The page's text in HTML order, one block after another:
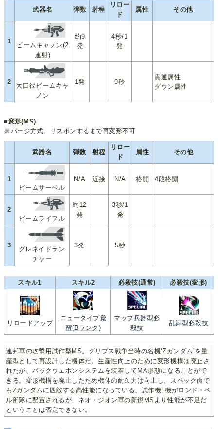
武器名 弾数 射程
リロー
ド
属性 その他
1
ビームキャノン(2
連射)
約9
発
4秒/1
発
2
大口径ビームキャ
ノン
1発 9秒
貫通属性
ダウン属性
■変形(MS)
※パージ方式。リスポンするまで再変形不可
武器名 弾数 射程
リロー
ド
属性 その他
1
ビームサーベル
N/A 近接 N/A 格闘 4段格闘
2
ビームライフル
約12
発
3秒/1
発
3
グレネイドラン
チャー
3発 5秒
スキル1 スキル2 必殺技(通常) 必殺技(変形)
リロードアップ
ニュータイプ覚
醒(Bランク)
マップ兵器型必
殺技
乱舞型必殺技
連邦軍の攻撃用試作型MS。グリプス戦争当時の名機‘Zガンダム’を量
産型として再設計した機体だ。生産性向上のために変形機構は廃止さ
れたが、バックウェポンシステムを装着してMA形態になることがで
きる。変形機構を廃止したため機体の耐久力は向上し、スペック面で
もZガンダムに匹敵する高性能になっている。試作機1機がロンド・ベ
ル部隊に配置されるが、ネオ・ジオン軍の新鋭MSより性能が不足だ
ということは否定できない。